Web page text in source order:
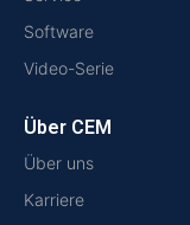
Software
Video-Serie
Über CEM
Über uns
Karriere